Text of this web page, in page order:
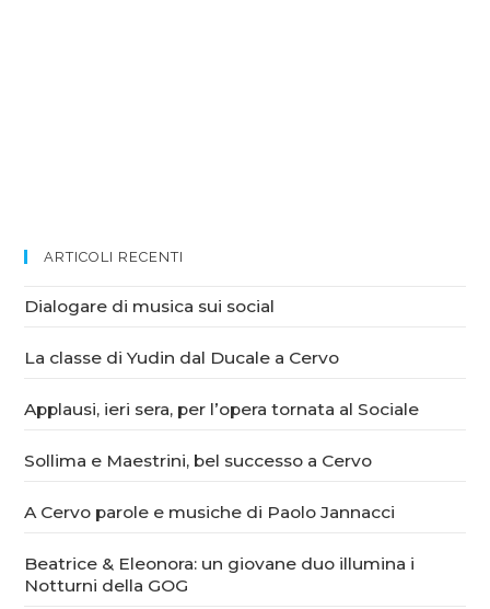
ARTICOLI RECENTI
Dialogare di musica sui social
La classe di Yudin dal Ducale a Cervo
Applausi, ieri sera, per l’opera tornata al Sociale
Sollima e Maestrini, bel successo a Cervo
A Cervo parole e musiche di Paolo Jannacci
Beatrice & Eleonora: un giovane duo illumina i
Notturni della GOG